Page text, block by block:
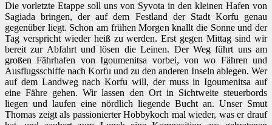
Die vorletzte Etappe soll uns von Syvota in den kleinen Hafen von
Sagiada bringen, der auf dem Festland der Stadt Korfu genau
gegenüber liegt. Schon am frühen Morgen knallt die Sonne und der
Tag verspricht wieder heiß zu werden. Erst gegen Mittag sind wir
bereit zur Abfahrt und lösen die Leinen. Der Weg führt uns am
großen Fährhafen von Igoumenitsa vorbei, von wo Fähren und
Ausflugsschiffe nach Korfu und zu den anderen Inseln ablegen. Wer
auf dem Landweg nach Korfu will, der muss in Igoumenitsa auf
eine Fähre gehen. Wir lassen den Ort in Sichtweite steuerbords
liegen und laufen eine nördlich liegende Bucht an. Unser Smut
Thomas zeigt als passionierter Hobbykoch mal wieder, was er drauf